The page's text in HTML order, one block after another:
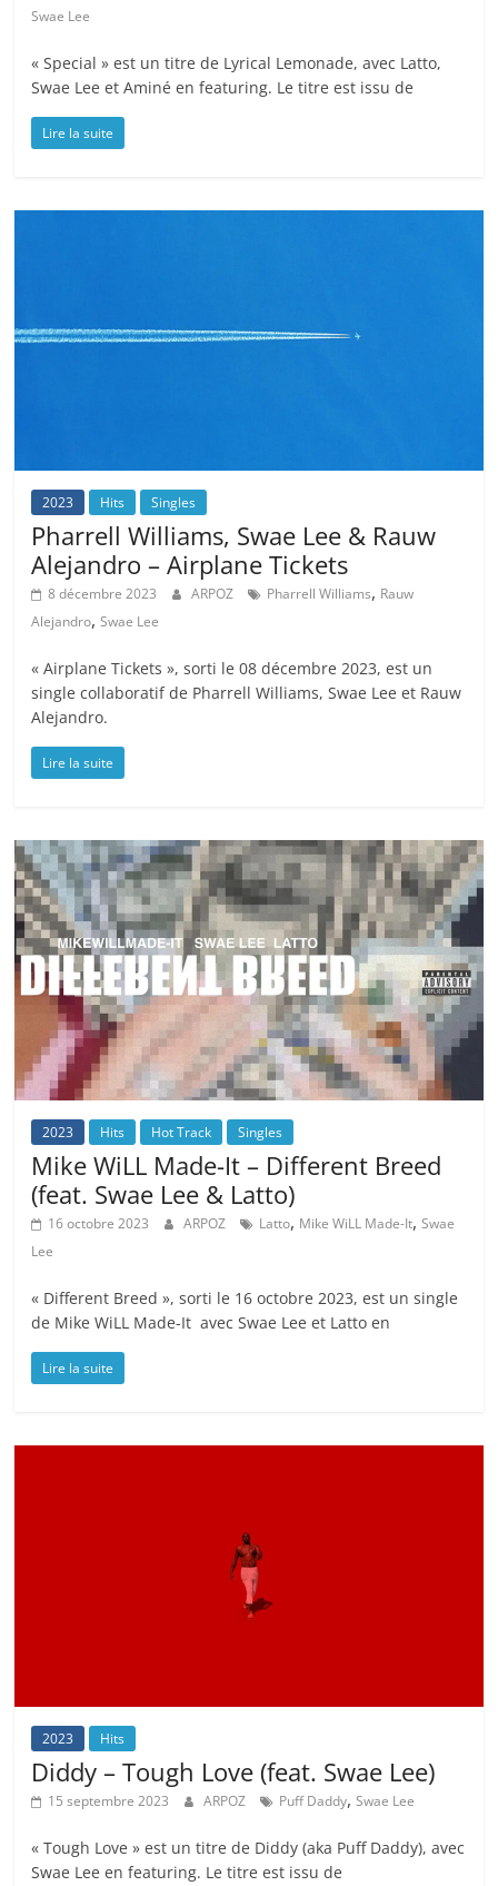
Swae Lee
« Special » est un titre de Lyrical Lemonade, avec Latto,
Swae Lee et Aminé en featuring. Le titre est issu de
Lire la suite
2023 Hits Singles
Pharrell Williams, Swae Lee & Rauw
Alejandro – Airplane Tickets
8 décembre 2023 ARPOZ Pharrell Williams, Rauw
Alejandro,Swae Lee
« Airplane Tickets », sorti le 08 décembre 2023, est un
single collaboratif de Pharrell Williams, Swae Lee et Rauw
Alejandro.
Lire la suite
2023 Hits Hot Track Singles
Mike WiLL Made-It – Different Breed
(feat. Swae Lee & Latto)
16 octobre 2023 ARPOZ Latto, Mike WiLL Made-It,Swae
Lee
« Different Breed », sorti le 16 octobre 2023, est un single
de Mike WiLL Made-It avec Swae Lee et Latto en
Lire la suite
2023 Hits
Diddy – Tough Love (feat. Swae Lee)
15 septembre 2023 ARPOZ Puff Daddy,Swae Lee
« Tough Love » est un titre de Diddy (aka Puff Daddy), avec
Swae Lee en featuring. Le titre est issu de